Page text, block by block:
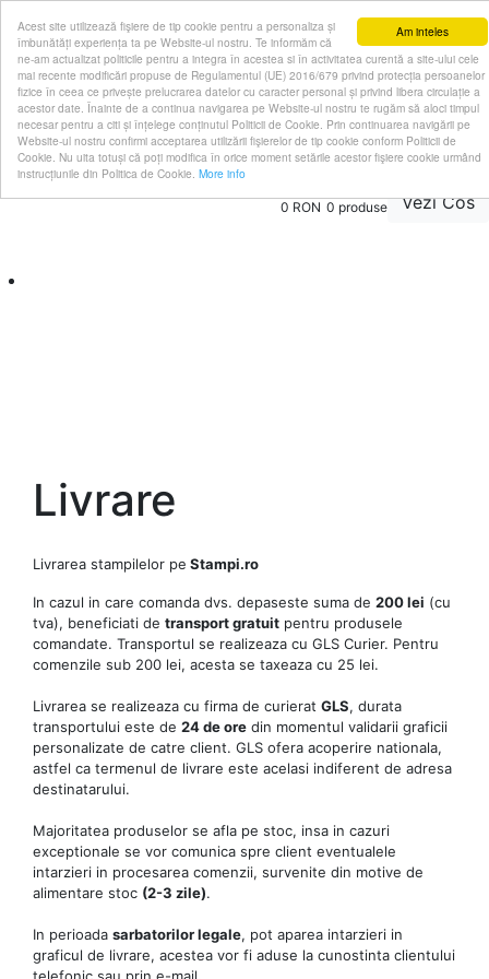
Am inteles
Acest site utilizează fişiere de tip cookie pentru a personaliza și
îmbunătăți experiența ta pe Website-ul nostru. Te informăm că
ne-am actualizat politicile pentru a integra în acestea si în activitatea curentă a site-ului cele
mai recente modificări propuse de Regulamentul (UE) 2016/679 privind protecția persoanelor
fizice în ceea ce privește prelucrarea datelor cu caracter personal și privind libera circulație a
acestor date. Înainte de a continua navigarea pe Website-ul nostru te rugăm să aloci timpul
necesar pentru a citi și înțelege conținutul Politicii de Cookie. Prin continuarea navigării pe
Website-ul nostru confirmi acceptarea utilizării fişierelor de tip cookie conform Politicii de
Cookie. Nu uita totuși că poți modifica în orice moment setările acestor fişiere cookie urmând
instrucțiunile din Politica de Cookie. More info
Livrare rapida in toata tara! Oferim consultanta
gratuita!
0786 969 999
Vezi Cos
0 RON 0 produse
Livrare
Livrarea stampilelor pe Stampi.ro
In cazul in care comanda dvs. depaseste suma de 200 lei (cu
tva), beneficiati de transport gratuit pentru produsele
comandate. Transportul se realizeaza cu GLS Curier. Pentru
comenzile sub 200 lei, acesta se taxeaza cu 25 lei.
Livrarea se realizeaza cu firma de curierat GLS, durata
transportului este de 24 de ore din momentul validarii graficii
personalizate de catre client. GLS ofera acoperire nationala,
astfel ca termenul de livrare este acelasi indiferent de adresa
destinatarului.
Majoritatea produselor se afla pe stoc, insa in cazuri
exceptionale se vor comunica spre client eventualele
intarzieri in procesarea comenzii, survenite din motive de
alimentare stoc (2-3 zile).
In perioada sarbatorilor legale, pot aparea intarzieri in
graficul de livrare, acestea vor fi aduse la cunostinta clientului